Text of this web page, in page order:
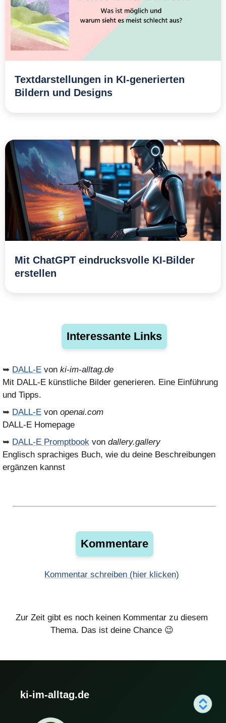
Textdarstellungen in KI-generierten
Bildern und Designs
Mit ChatGPT eindrucksvolle KI-Bilder
erstellen
Interessante Links
➥ DALL-E von ki-im-alltag.de
Mit DALL-E künstliche Bilder generieren. Eine Einführung
und Tipps.
➥ DALL-E von openai.com
DALL-E Homepage
➥ DALL-E Promptbook von dallery.gallery
Englisch sprachiges Buch, wie du deine Beschreibungen
ergänzen kannst
Kommentare
Kommentar schreiben (hier klicken)
Zur Zeit gibt es noch keinen Kommentar zu diesem
Thema. Das ist deine Chance 😉
ki-im-alltag.de